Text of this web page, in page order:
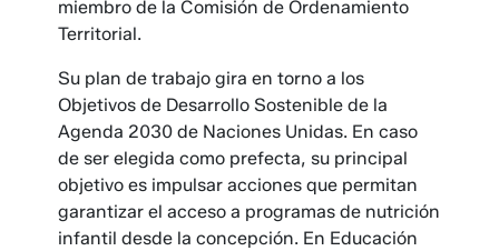
miembro de la Comisión de Ordenamiento
Territorial.
Su plan de trabajo gira en torno a los
Objetivos de Desarrollo Sostenible de la
Agenda 2030 de Naciones Unidas. En caso
de ser elegida como prefecta, su principal
objetivo es impulsar acciones que permitan
garantizar el acceso a programas de nutrición
infantil desde la concepción. En Educación